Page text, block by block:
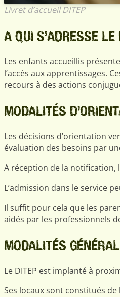
Livret d’accueil DITEP
A QUI S’ADRESSE
Les enfants accueillis
l’accès aux apprentissages.
recours à des actions
MODALITÉS
Les décisions d’orientation
évaluation des besoins par
A réception de la notification,
L’admission dans le service
Il suffit pour cela que les
aidés par les professionnels
MODALITÉS
Le DITEP est implanté à
Ses locaux sont constitués